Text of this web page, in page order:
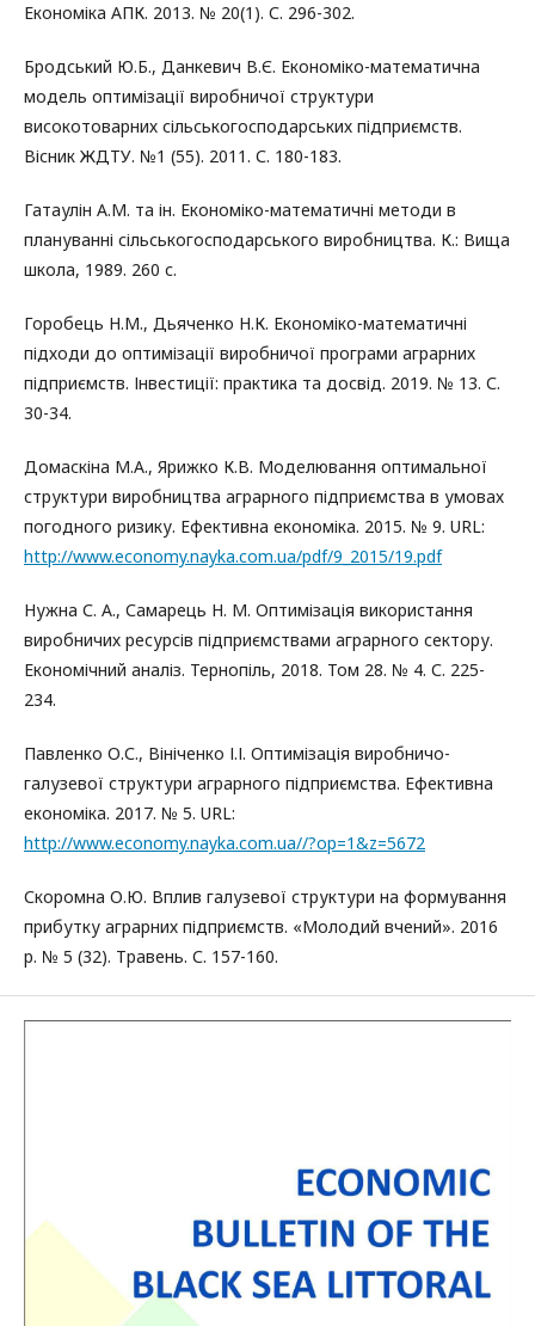
Економіка АПК. 2013. № 20(1). С. 296-302.
Бродський Ю.Б., Данкевич В.Є. Економіко-математична
модель оптимізації виробничої структури
високотоварних сільськогосподарських підприємств.
Вісник ЖДТУ. №1 (55). 2011. С. 180-183.
Гатаулін А.М. та ін. Економіко-математичні методи в
плануванні сільськогосподарського виробництва. К.: Вища
школа, 1989. 260 с.
Горобець Н.М., Дьяченко Н.К. Економіко-математичні
підходи до оптимізації виробничої програми аграрних
підприємств. Інвестиції: практика та досвід. 2019. № 13. С.
30-34.
Домаскіна М.А., Ярижко К.В. Моделювання оптимальної
структури виробництва аграрного підприємства в умовах
погодного ризику. Ефективна економіка. 2015. № 9. URL:
http://www.economy.nayka.com.ua/pdf/9_2015/19.pdf
Нужна С. А., Самарець Н. М. Оптимізація використання
виробничих ресурсів підприємствами аграрного сектору.
Економічний аналіз. Тернопіль, 2018. Том 28. № 4. С. 225-
234.
Павленко О.С., Вініченко І.І. Оптимізація виробничо-
галузевої структури аграрного підприємства. Ефективна
економіка. 2017. № 5. URL:
http://www.economy.nayka.com.ua//?op=1&z=5672
Скоромна О.Ю. Вплив галузевої структури на формування
прибутку аграрних підприємств. «Молодий вчений». 2016
р. № 5 (32). Травень. С. 157-160.